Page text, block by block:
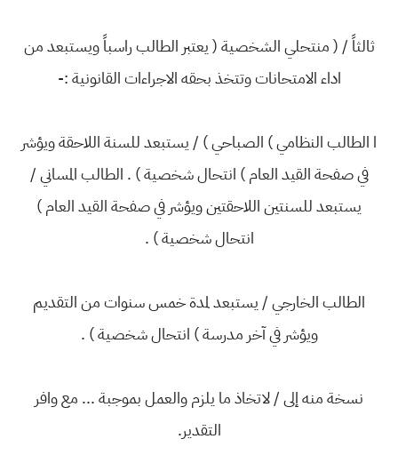
ثالثاً / ( منتحلي الشخصية ( يعتبر الطالب راسباً ويستبعد من
اداء الامتحانات وتتخذ بحقه الاجراءات القانونية :-
ا الطالب النظامي ) الصباحي ) / يستبعد للسنة اللاحقة ويؤشر
في صفحة القيد العام ) انتحال شخصية ) . الطالب المساني /
يستبعد للسنتين اللاحقتين ويؤشر في صفحة القيد العام )
انتحال شخصية ) .
الطالب الخارجي / يستبعد لمدة خمس سنوات من التقديم
ويؤشر في آخر مدرسة ) انتحال شخصية ) .
نسخة منه إلى / لاتخاذ ما يلزم والعمل بموجبة ... مع وافر
التقدير.